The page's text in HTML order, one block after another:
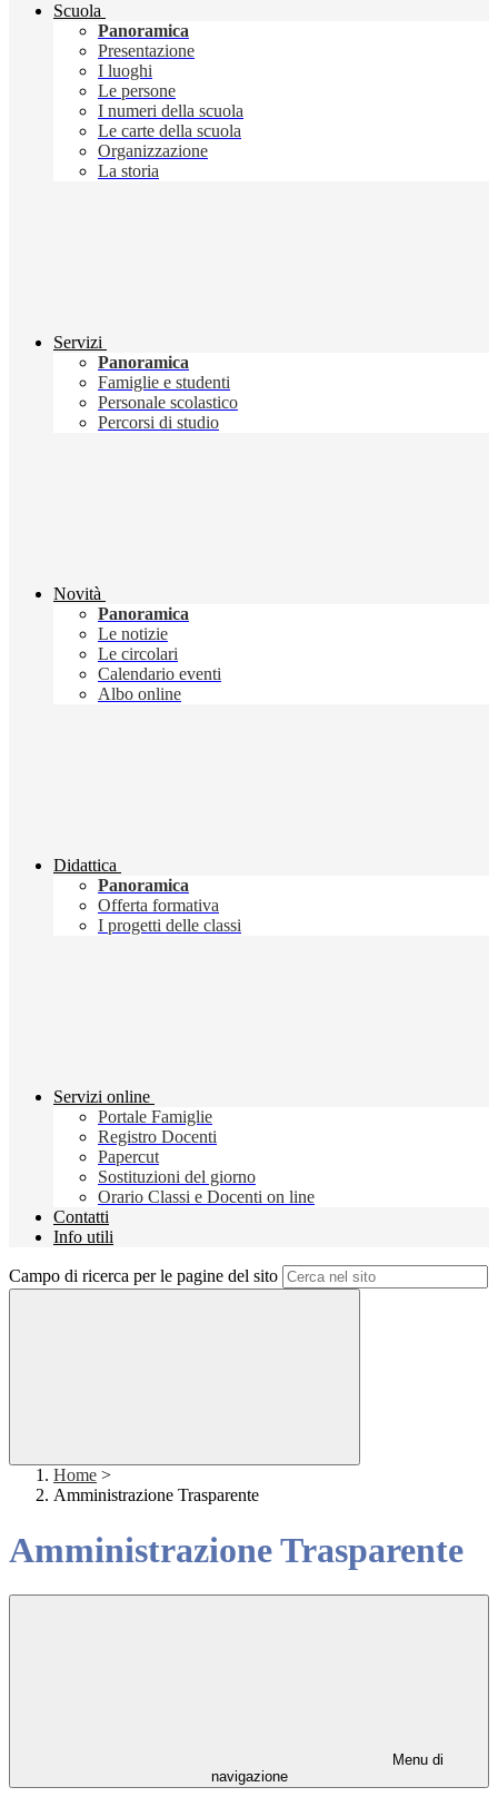
Scuola
Panoramica
Presentazione
I luoghi
Le persone
I numeri della scuola
Le carte della scuola
Organizzazione
La storia
Servizi
Panoramica
Famiglie e studenti
Personale scolastico
Percorsi di studio
Novità
Panoramica
Le notizie
Le circolari
Calendario eventi
Albo online
Didattica
Panoramica
Offerta formativa
I progetti delle classi
Servizi online
Portale Famiglie
Registro Docenti
Papercut
Sostituzioni del giorno
Orario Classi e Docenti on line
Contatti
Info utili
Campo di ricerca per le pagine del sito
Home >
Amministrazione Trasparente
Amministrazione Trasparente
Menu di
navigazione